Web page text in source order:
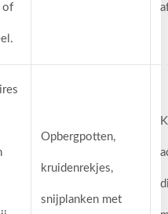
of
Opbergpotten,
kruidenrekjes,
snijplanken met